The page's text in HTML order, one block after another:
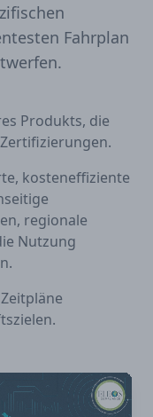
Fahrplan
Produkts, die
kosteneffiziente
regionale
Nutzung